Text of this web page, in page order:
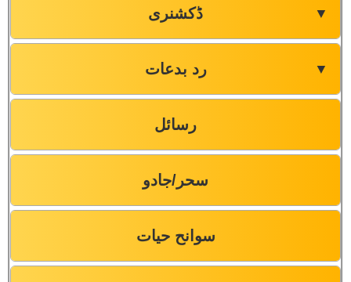
ڈکشنری ▼
رد بدعات ▼
رسائل
سحر/جادو
سوانح حیات